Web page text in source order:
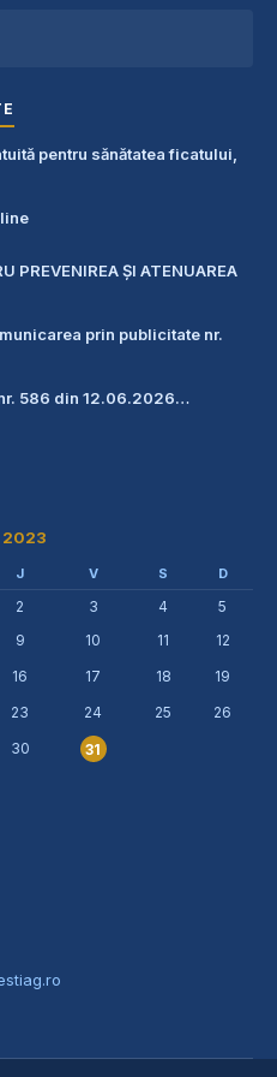
pentru sănătatea ficatului,
PREVENIREA ŞI ATENUAREA
prin publicitate nr.
586 din 12.06.2026…
2023
J V S D
2 3 4
5
9 10 11 12
16 17 18
19
23 24 25 26
30 31